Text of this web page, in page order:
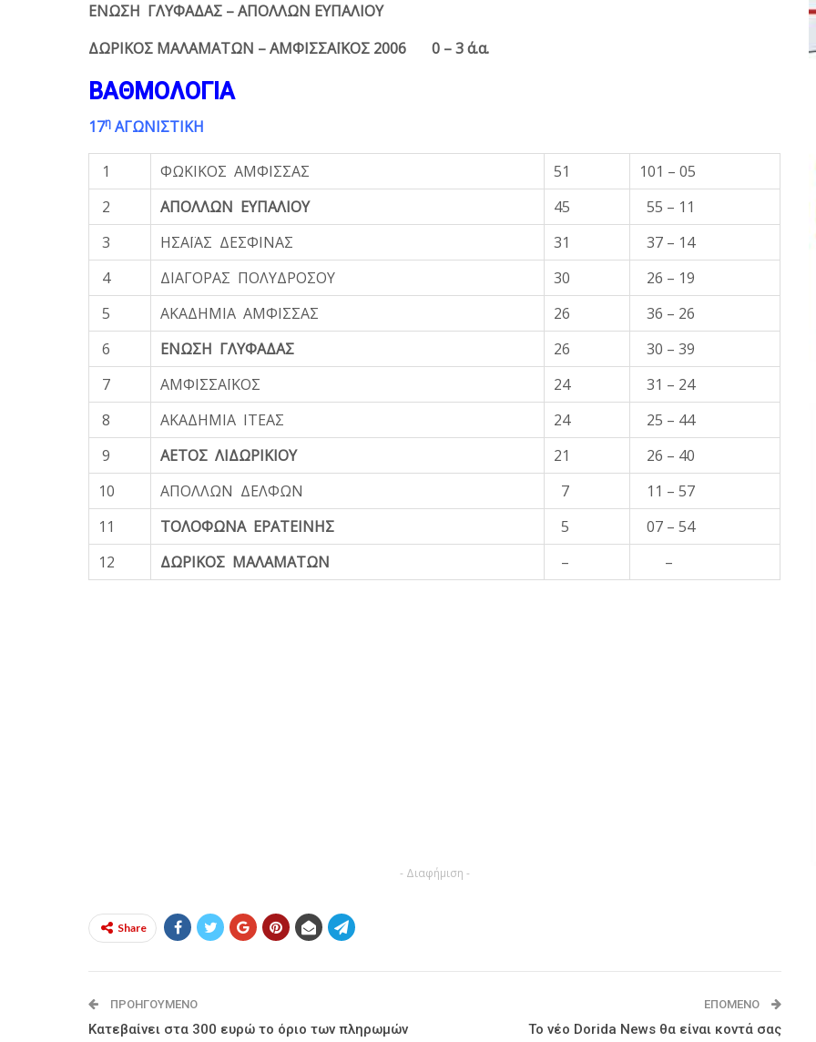
ΕΝΩΣΗ ΓΛΥΦΑΔΑΣ – ΑΠΟΛΛΩΝ ΕΥΠΑΛΙΟΥ
ΔΩΡΙΚΟΣ ΜΑΛΑΜΑΤΩΝ – ΑΜΦΙΣΣΑΪΚΟΣ 2006 0 – 3 ά.α.
ΒΑΘΜΟΛΟΓΙΑ
17η ΑΓΩΝΙΣΤΙΚΗ
1 ΦΩΚΙΚΟΣ ΑΜΦΙΣΣΑΣ 51
101 – 05
2
ΑΠΟΛΛΩΝ ΕΥΠΑΛΙΟΥ 45
55 – 11
3
ΗΣΑΪΑΣ ΔΕΣΦΙΝΑΣ 31
37 – 14
4
ΔΙΑΓΟΡΑΣ ΠΟΛΥΔΡΟΣΟΥ 30
26 – 19
5
ΑΚΑΔΗΜΙΑ ΑΜΦΙΣΣΑΣ 26
36 – 26
6
ΕΝΩΣΗ ΓΛΥΦΑΔΑΣ 26
30 – 39
7
ΑΜΦΙΣΣΑΪΚΟΣ 24
31 – 24
8
ΑΚΑΔΗΜΙΑ ΙΤΕΑΣ 24
25 – 44
9
ΑΕΤΟΣ ΛΙΔΩΡΙΚΙΟΥ 21
26 – 40
10
ΑΠΟΛΛΩΝ ΔΕΛΦΩΝ 7
11 – 57
11
ΤΟΛΟΦΩΝΑ ΕΡΑΤΕΙΝΗΣ 5
07 – 54
12
ΔΩΡΙΚΟΣ ΜΑΛΑΜΑΤΩΝ – –
- Διαφήμιση -
Share
ΠΡΟΗΓΟΎΜΕΝΟ
Κατεβαίνει στα 300 ευρώ το όριο των πληρωμών
ΕΠΌΜΕΝΟ
Το νέο Dorida News θα είναι κοντά σας